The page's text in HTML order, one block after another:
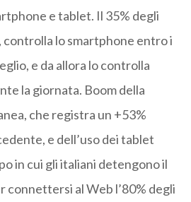
e tablet. Il 35% degli
controlla lo smartphone entro i
e da allora lo controlla
la giornata. Boom della
che registra un +53%
e dell’uso dei tablet
in cui gli italiani detengono il
connettersi al Web l’80% degli